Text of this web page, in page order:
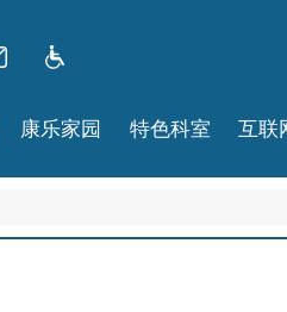
康乐家园 特色科室 互联